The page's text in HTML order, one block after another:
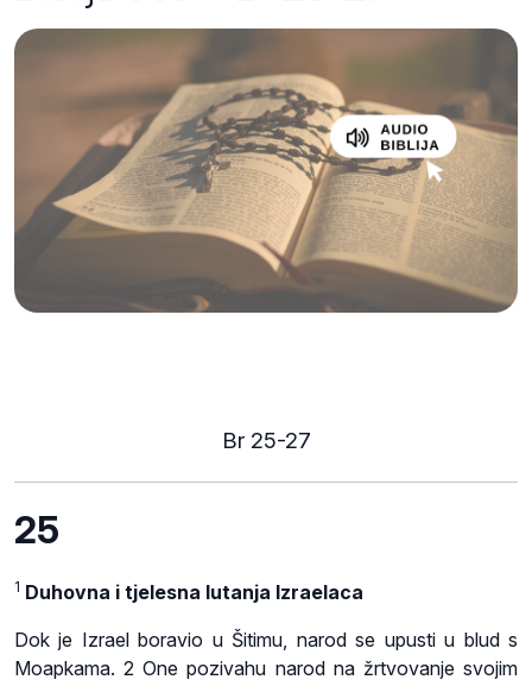
Br 25-27
25
1 Duhovna i tjelesna lutanja Izraelaca
Dok je Izrael boravio u Šitimu, narod se upusti u blud s
Moapkama. 2 One pozivahu narod na žrtvovanje svojim